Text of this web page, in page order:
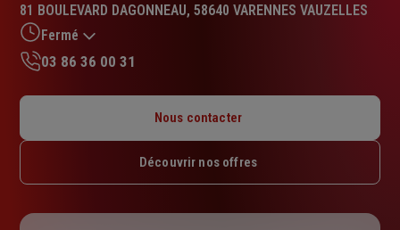
4.8
sur
5
étoiles
81 BOULEVARD DAGONNEAU, 58640 VARENNES VAUZELLES
Fermé
Mardi : 09h – 12h / 13h45 – 18h
Jeudi : 09h – 12h / 13h45 – 18h
Dimanche : Fermé
03 86 36 00 31
Nous contacter
Découvrir nos offres